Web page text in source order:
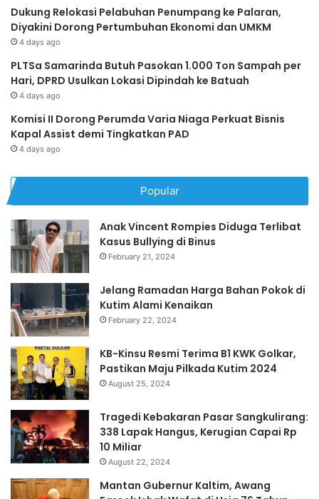
Dukung Relokasi Pelabuhan Penumpang ke Palaran,
Diyakini Dorong Pertumbuhan Ekonomi dan UMKM
4 days ago
PLTSa Samarinda Butuh Pasokan 1.000 Ton Sampah per
Hari, DPRD Usulkan Lokasi Dipindah ke Batuah
4 days ago
Komisi II Dorong Perumda Varia Niaga Perkuat Bisnis
Kapal Assist demi Tingkatkan PAD
4 days ago
Popular
Anak Vincent Rompies Diduga Terlibat
Kasus Bullying di Binus
February 21, 2024
Jelang Ramadan Harga Bahan Pokok di
Kutim Alami Kenaikan
February 22, 2024
KB-Kinsu Resmi Terima B1 KWK Golkar,
Pastikan Maju Pilkada Kutim 2024
August 25, 2024
Tragedi Kebakaran Pasar Sangkulirang:
338 Lapak Hangus, Kerugian Capai Rp
10 Miliar
August 22, 2024
Mantan Gubernur Kaltim, Awang